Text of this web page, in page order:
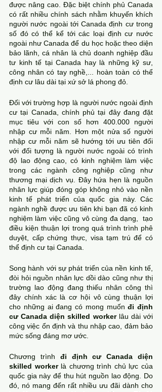
được nâng cao. Đặc biệt chính phủ Canada
có rất nhiều chính sách nhằm khuyến khích
người nước ngoài tới Canada định cư trong
số đó có thể kể tới các loại định cư nước
ngoài như Canada để du học hoặc theo diện
bảo lãnh, cá nhân là chủ doanh nghiệp đầu
tư kinh tế tại Canada hay là những kỹ sư,
công nhân có tay nghề,... hoàn toàn có thể
định cư lâu dài tại xứ sở lá phong đỏ.
Đối với trường hợp là người nước ngoài định
cư tại Canada, chính phủ tại đây đang đặt
mục tiêu với con số hơn 400.000 người
nhập cư mỗi năm. Hơn một nửa số người
nhập cư mỗi năm sẽ hướng tới ưu tiên đối
với đối tượng là người nước ngoài có trình
độ lao động cao, có kinh nghiệm làm việc
trong các ngành công nghiệp cũng như
thương mại dịch vụ. Đây hứa hẹn là nguồn
nhân lực giúp đóng góp không nhỏ vào nền
kinh tế phát triển của quốc gia này. Các
ngành nghề được ưu tiên khi bạn đã có kinh
nghiệm làm việc cũng vô cùng đa dạng,  tạo
điều kiện thuận lợi trong quá trình trình phê
duyệt, cấp chứng thực, visa tạm trú để có
thể định cư tại Canada.
Song hành với sự phát triển của nền kinh tế,
đòi hỏi nguồn nhân lực dồi dào cũng như thị
trường lao động đang thiếu nhân công thì
đây chính xác là cơ hội vô cùng thuận lợi
cho những ai đang có mong muốn đi định
cư Canada diện skilled worker lâu dài với
công việc ổn định và thu nhập cao, đảm bảo
mức sống đáng mơ ước.
Chương trình đi định cư Canada diện
skilled worker là chương trình chủ lực của
quốc gia này để thu hút nguồn lao động. Do
đó, nó mang đến rất nhiều ưu đãi dành cho